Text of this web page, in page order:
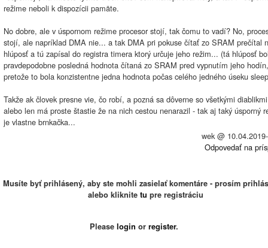
režime neboli k dispozícii pamäte.
No dobre, ale v úspornom režime procesor stojí, tak čomu to vadí? No,
stojí, ale napríklad DMA nie... a tak DMA pri pokuse čítať zo SRAM prečítal
hlúposť a tú zapísal do registra timera ktorý určuje jeho režim... (tá hlúposť
pravdepodobne posledná hodnota čítaná zo SRAM pred vypnutím jeho hodín,
pretože to bola konzistentne jedna hodnota počas celého jedného úseku
Takže ak človek presne vie, čo robí, a pozná sa dôverne so všetkými
alebo len má proste štastie že na nich cestou nenarazil - tak aj taký úsporný
je vlastne brnkačka...
wek @
Odpovedať na
Musíte byť prihlásený, aby ste mohli zasielať komentáre - prosím
alebo kliknite tu pre registráciu
Please login or register.